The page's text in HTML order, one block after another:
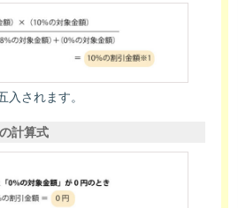
されます。
計算式